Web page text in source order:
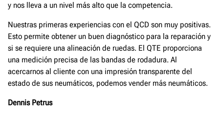
y nos lleva a un nivel más alto que la competencia.
Nuestras primeras experiencias con el QCD son muy positivas.
Esto permite obtener un buen diagnóstico para la reparación y
si se requiere una alineación de ruedas. El QTE proporciona
una medición precisa de las bandas de rodadura. Al
acercarnos al cliente con una impresión transparente del
estado de sus neumáticos, podemos vender más neumáticos.
Dennis Petrus